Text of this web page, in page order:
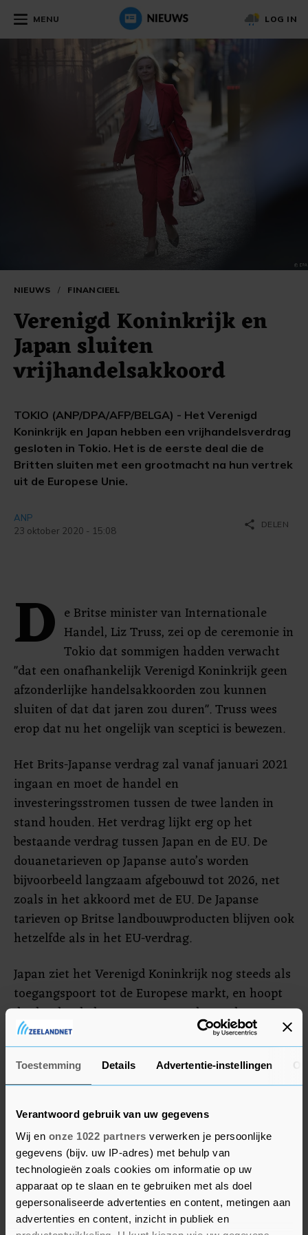
Toestemming Details Advertentie-instellingen
Verantwoord gebruik van uw gegevens
Wij en onze 1022 partners verwerken je persoonlijke
gegevens (bijv. uw IP-adres) met behulp van
technologieën zoals cookies om informatie op uw
apparaat op te slaan en te gebruiken met als doel
gepersonaliseerde advertenties en content, metingen aan
advertenties en content, inzicht in publiek en
MENU LOG IN
NIEUWS / FINANCIEEL
Verenigd Koninkrijk en
Japan sluiten
vrijhandelsakkoord
TOKIO (ANP/DPA/AFP/BELGA) - Het Verenigd
Koninkrijk en Japan hebben een vrijhandelsverdrag
gesloten in Tokio. Het is de eerste deal die de
Britten sluiten met een grootmacht na hun vertrek
uit de Europese Unie.
ANP
23 oktober 2020 - 15:08
share DELEN
D e Britse minister van Internationale
Handel, Liz Truss, zei op de ceremonie in
Tokio dat sommigen hadden verwacht
"dat een onafhankelijk Verenigd Koninkrijk geen
afzonderlijke handelsakkoorden zou kunnen
sluiten of dat dat jaren zou duren". Truss wees
erop dat nu het ongelijk van sceptici is bewezen.
Het Brits-Japanse verdrag zal vanaf januari 2021
ingaan en moet de handel en
investeringsstromen tussen de twee landen in
stand houden. Het verdrag lijkt erg op het
bestaande verdrag tussen Japan en de EU. De
douanetarieven op Japanse auto’s worden
bijvoorbeeld langzaam afgebouwd tot 2026, net
zoals in het akkoord met de EU. De Japanse
tarieven op Britse landbouwproducten blijven ook
hetzelfde als in het EU-verdrag.
Japan ziet het Verenigd Koninkrijk nog steeds als
toegangspoort tot de Europese markt, en hoopt
dat het land alsnog een overeenkomst kan
sluiten met de EU. Dat moet vóór 1 januari
gebeuren, want dan verlaten de Britten de
Europese douane-unie en de interne markt,
waardoor de Europese handelsakkoorden niet
langer gelden. De moeizame onderhandelingen
tussen de EU en de Britten zijn weer opgepakt.